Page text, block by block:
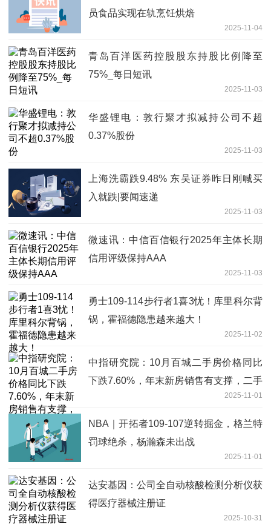
员食品实现在轨烹饪烘焙
2025-11-04
青岛百洋医药控股股东持股比例降至
75%_每日短讯
2025-11-03
华盛锂电：敦行聚才拟减持公司不超
0.37%股份
2025-11-03
上海洗霸跌9.48% 东吴证券昨日刚喊买
入就跌|要闻速递
2025-11-03
微速讯：中信百信银行2025年主体长期
信用评级保持AAA
2025-11-03
勇士109-114步行者1喜3忧！库里科尔背
锅，霍福德隐患越来越大！
2025-11-02
中指研究院：10月百城二手房价格同比
下跌7.60%，年末新房销售有支撑，二手
2025-11-01
NBA｜开拓者109-107逆转掘金，格兰特
罚球绝杀，杨瀚森未出战
2025-11-01
达安基因：公司全自动核酸检测分析仪获
得医疗器械注册证
2025-10-31